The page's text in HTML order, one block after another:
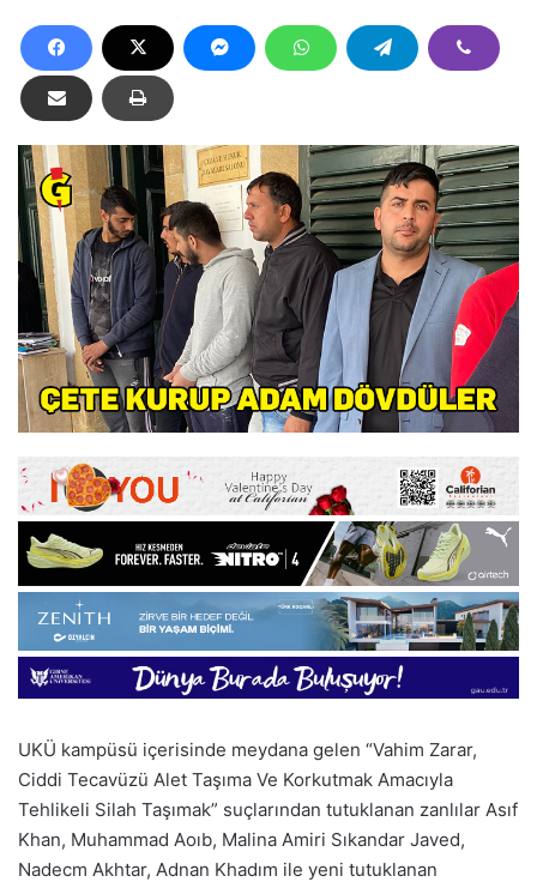
UKÜ kampüsü içerisinde meydana gelen “Vahim Zarar,
Ciddi Tecavüzü Alet Taşıma Ve Korkutmak Amacıyla
Tehlikeli Silah Taşımak” suçlarından tutuklanan zanlılar Asıf
Khan, Muhammad Aoıb, Malina Amiri Sıkandar Javed,
Nadecm Akhtar, Adnan Khadım ile yeni tutuklanan